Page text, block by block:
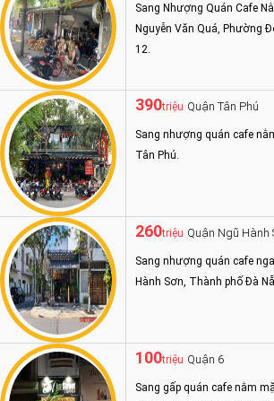
Sang Nhượng Quán Cafe
Nguyễn Văn Quá, Phường
12.
390triệu Quận Tân Phú
Sang nhượng quán cafe
Tân Phú.
260triệu Quận Ngũ Hành
Sang nhượng quán cafe
Hành Sơn, Thành phố Đà
100triệu Quận 6
Sang gấp quán cafe nằm